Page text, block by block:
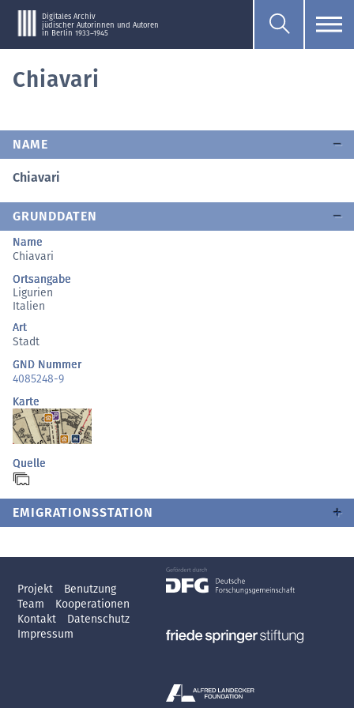
Digitales Archiv
jüdischer Autorinnen und Autoren
in Berlin 1933–1945
Chiavari
NAME
Chiavari
GRUNDDATEN
Name
Chiavari
Ortsangabe
Ligurien
Italien
Art
Stadt
GND Nummer
4085248-9
Karte
Quelle
EMIGRATIONSSTATION
Projekt
Benutzung
Team
Kooperationen
Kontakt
Datenschutz
Impressum